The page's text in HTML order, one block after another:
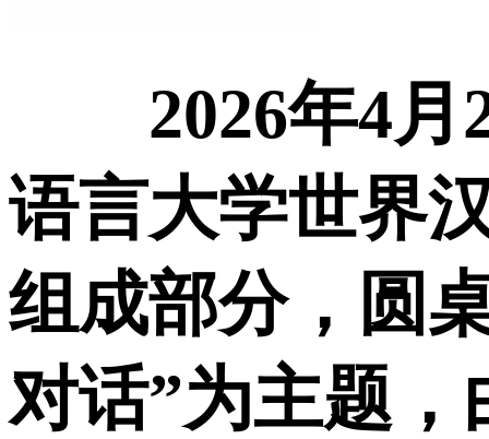
2026年4
语言大学世界
组成部分，圆
对话”为主题